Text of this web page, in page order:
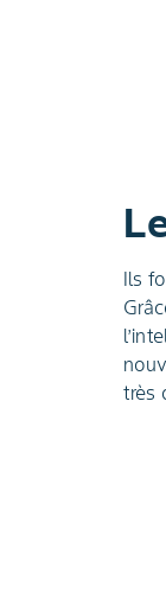
Ils
très